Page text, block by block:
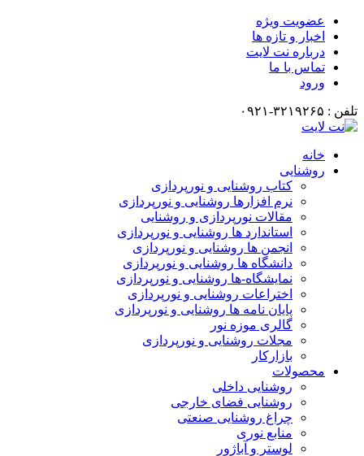
عضویت ویژه
اخبار و تازه ها
درباره نت لایت
تماس با ما
ورود
تلفن : ۳۲۱۹۲۶۵-۰۹۲۱
خانه
روشنایی
کتاب روشنایی و نورپردازی
نرم افزارها روشنایی و نورپردازی
مقالات نورپردازی و روشنایی
استاندارد ها روشنایی و نورپردازی
انجمن ها روشنایی و نورپردازی
دانشگاه ها روشنایی و نورپردازی
نمایشگاه-ها روشنایی و نورپردازی
اختراعات روشنایی و نورپردازی
پایان نامه ها روشنایی و نورپردازی
گالری موزه نور
مجلات روشنایی و نورپردازی
بازارکار
محصولات
روشنایی داخلی
روشنایی فضای خارجی
چراغ روشنایی صنعتی
منابع نوری
لوستر و آباژور